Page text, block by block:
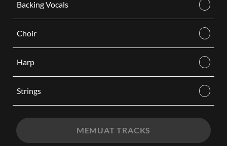
Backing Vocals
Choir
Harp
Strings
MEMUAT TRACKS